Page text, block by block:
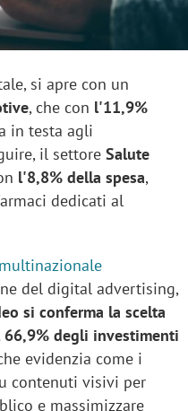
si apre con un
, che con l'11,9%
in testa agli
il settore Salute
l'8,8% della spesa,
dedicati al
multinazionale
del digital advertising,
si conferma la scelta
66,9% degli investimenti
evidenzia come i
contenuti visivi per
e massimizzare